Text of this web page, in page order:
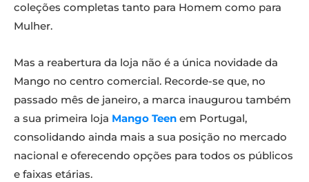
coleções completas tanto para Homem como para
Mulher.
Mas a reabertura da loja não é a única novidade da
Mango no centro comercial. Recorde-se que, no
passado mês de janeiro, a marca inaugurou também
a sua primeira loja Mango Teen em Portugal,
consolidando ainda mais a sua posição no mercado
nacional e oferecendo opções para todos os públicos
e faixas etárias.